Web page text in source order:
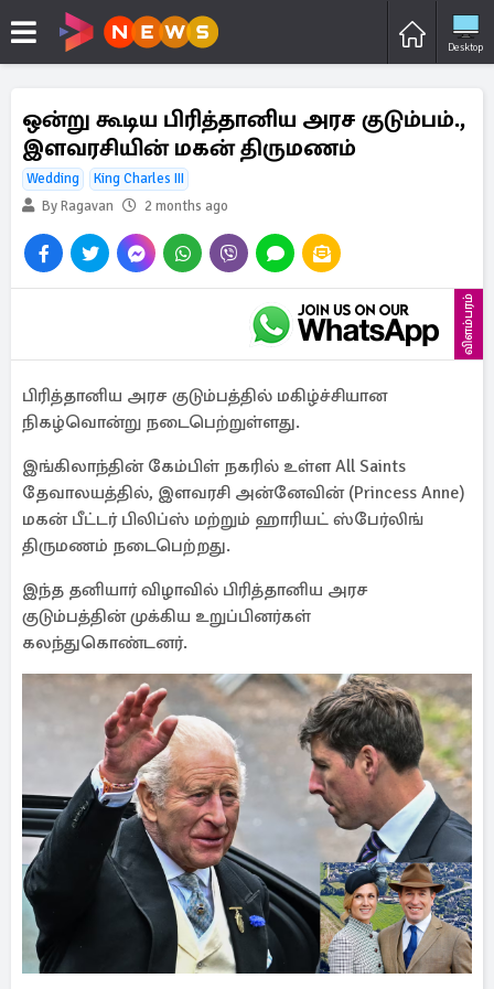
Desktop
ஒன்று கூடிய பிரித்தானிய அரச குடும்பம்.,
இளவரசியின் மகன் திருமணம்
Wedding
King Charles III
By Ragavan
2 months ago
விளம்பரம்
பிரித்தானிய அரச குடும்பத்தில் மகிழ்ச்சியான
நிகழ்வொன்று நடைபெற்றுள்ளது.
இங்கிலாந்தின் கேம்பிள் நகரில் உள்ள All Saints
தேவாலயத்தில், இளவரசி அன்னேவின் (Princess Anne)
மகன் பீட்டர் பிலிப்ஸ் மற்றும் ஹாரியட் ஸ்பேர்லிங்
திருமணம் நடைபெற்றது.
இந்த தனியார் விழாவில் பிரித்தானிய அரச
குடும்பத்தின் முக்கிய உறுப்பினர்கள்
கலந்துகொண்டனர்.